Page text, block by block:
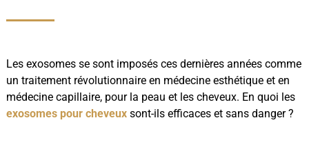
Les exosomes se sont imposés ces dernières années comme
un traitement révolutionnaire en médecine esthétique et en
médecine capillaire, pour la peau et les cheveux. En quoi les
exosomes pour cheveuxsont-ils efficaces et sans danger ?